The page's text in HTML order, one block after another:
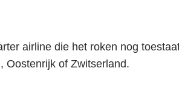
airline die het roken nog
Oostenrijk of Zwitserland.